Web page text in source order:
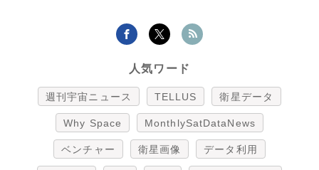
人気ワード
週刊宇宙ニュース TELLUS 衛星データ
Why Space MonthlySatDataNews
ベンチャー 衛星画像 データ利用